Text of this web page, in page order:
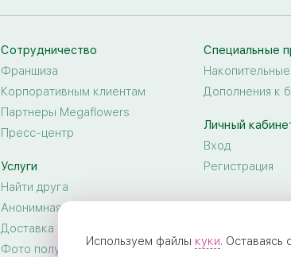
Сотрудничество
Франшиза
Корпоративным клиентам
Партнеры Megaflowers
Пресс-центр
Услуги
Найти друга
Анонимная доставка цветов
Доставка цветов за границу
Фото получателя
Специальные
Дополнения к
Личный
Вход
Регистрация
Используем файлы куки. Оставаясь